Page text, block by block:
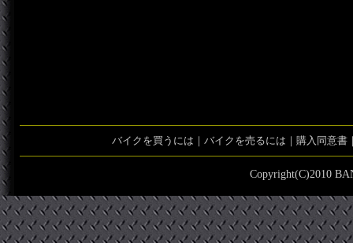
バイクを買うには｜バイクを売るには｜購入同意
Copyright(C)2010